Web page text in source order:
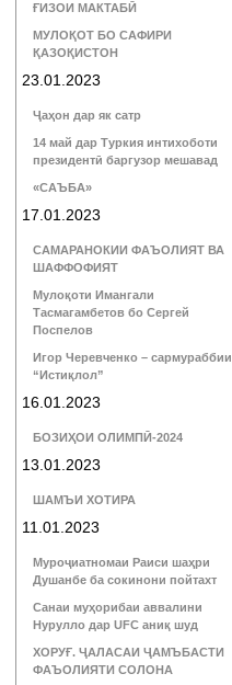
ҒИЗОИ МАКТАБӢ
МУЛОҚОТ БО САФИРИ
ҚАЗОҚИСТОН
23.01.2023
Ҷаҳон дар як сатр
14 май дар Туркия интихоботи
президентӣ баргузор мешавад
«САЪБА»
17.01.2023
САМАРАНОКИИ ФАЪОЛИЯТ ВА
ШАФФОФИЯТ
Мулоқоти Имангали
Тасмагамбетов бо Сергей
Поспелов
Игор Черевченко – сармураббии
“Истиқлол”
16.01.2023
БОЗИҲОИ ОЛИМПӢ-2024
13.01.2023
ШАМЪИ ХОТИРА
11.01.2023
Муроҷиатномаи Раиси шаҳри
Душанбе ба сокинони пойтахт
Санаи муҳорибаи аввалини
Нурулло дар UFC аниқ шуд
ХОРУҒ. ҶАЛАСАИ ҶАМЪБАСТИ
ФАЪОЛИЯТИ СОЛОНА